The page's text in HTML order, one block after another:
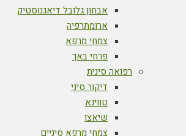
אבחון גלובל דיאגנוסטיק
ארומתרפיה
צמחי מרפא
פרחי באך
רפואה סינית
דיקור סיני
טווינא
שיאצו
צמחי מרפא סיניים